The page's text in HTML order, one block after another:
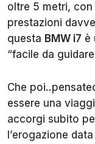
oltre 5 metri,
prestazioni
questa BMW i7 è
“facile da
Che
essere una
accorgi subito
l’erogazione